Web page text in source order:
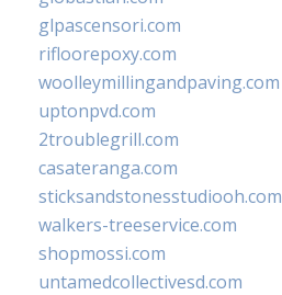
glpascensori.com
rifloorepoxy.com
woolleymillingandpaving.com
uptonpvd.com
2troublegrill.com
casateranga.com
sticksandstonesstudiooh.com
walkers-treeservice.com
shopmossi.com
untamedcollectivesd.com